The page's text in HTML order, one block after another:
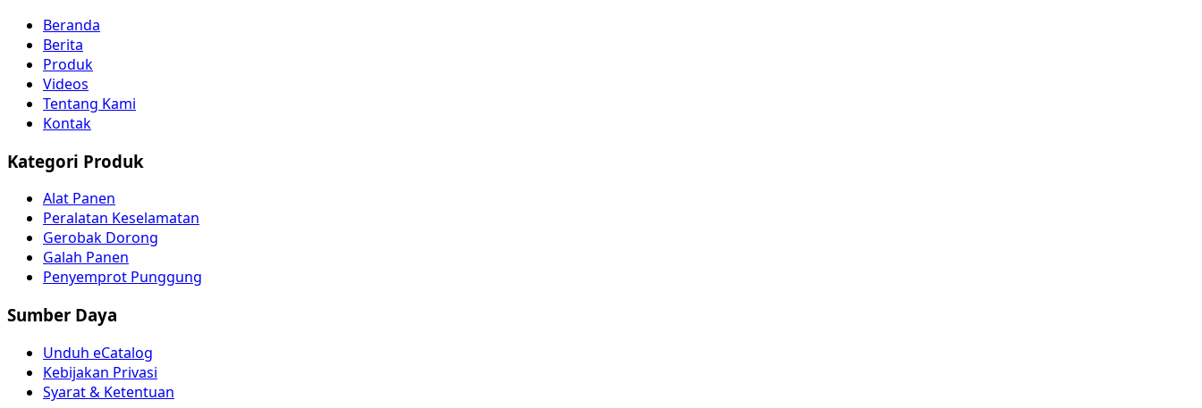
Beranda
Berita
Produk
Videos
Tentang Kami
Kontak
Kategori Produk
Alat Panen
Peralatan Keselamatan
Gerobak Dorong
Galah Panen
Penyemprot Punggung
Sumber Daya
Unduh eCatalog
Kebijakan Privasi
Syarat & Ketentuan